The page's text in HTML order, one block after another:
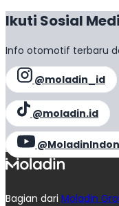
Ikuti Sosial
Info otomotif terbaru
@moladin_id
@moladin.id
Bagian dari Moladin